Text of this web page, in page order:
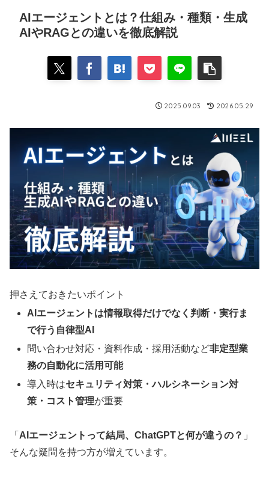
AIエージェントとは？仕組み・種類・生成
AIやRAGとの違いを徹底解説
2025.09.03 2026.05.29
押さえておきたいポイント
AIエージェントは情報取得だけでなく判断・実行ま
で行う自律型AI
問い合わせ対応・資料作成・採用活動など非定型業
務の自動化に活用可能
導入時はセキュリティ対策・ハルシネーション対
策・コスト管理が重要
「 AIエージェントって結局、ChatGPTと何が違うの？ 」
そんな疑問を持つ方が増えています。